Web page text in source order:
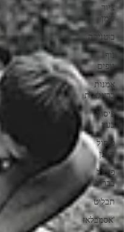
ציור
שמן
בוטניקה
נוף
נופים
אמנות
ברזילאית
פיסול
בעץ
פיסול
באבן
פיסול
בברזל
תבליט
'אסמבלאז